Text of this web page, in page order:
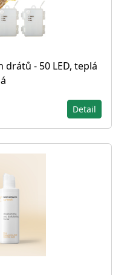
drátů - 50 LED, teplá
Detail